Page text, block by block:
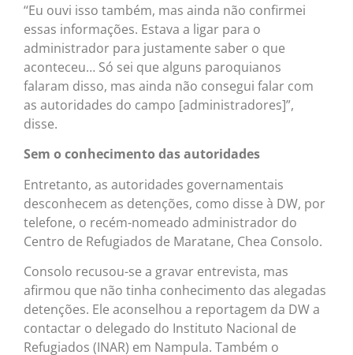
‘‘Eu ouvi isso também, mas ainda não confirmei
essas informações. Estava a ligar para o
administrador para justamente saber o que
aconteceu… Só sei que alguns paroquianos
falaram disso, mas ainda não consegui falar com
as autoridades do campo [administradores]”,
disse.
Sem o conhecimento das autoridades
Entretanto, as autoridades governamentais
desconhecem as detenções, como disse à DW, por
telefone, o recém-nomeado administrador do
Centro de Refugiados de Maratane, Chea Consolo.
Consolo recusou-se a gravar entrevista, mas
afirmou que não tinha conhecimento das alegadas
detenções. Ele aconselhou a reportagem da DW a
contactar o delegado do Instituto Nacional de
Refugiados (INAR) em Nampula. Também o